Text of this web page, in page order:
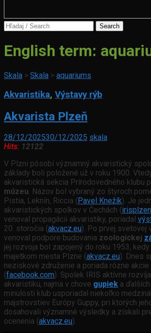
Search
English term:
Skala > Skala > aquariums
Akvaristika, Výstavy rýb
Akvarista Plzeň
28/12/202530/12/2025 skala
Hits: 12122
V Plzni pôsobí významný akvaristický
základy boli položené už v roku 1900.
akvaristická sekcia Prírodovedného klubu
múzeu. Názov bol vybraný zo štyroch
Pistia, Leknín, Riccia ( Pavel Knežík). Je
akvaristických spolkov v Čechách (
venoval propagácii akvaristiky, poriadal
20. storočia (akvacz.eu). Po prvej svetovej
venoval podpore budovania zoologickej
jej rozvoja bol zapojený do roku 1953, kedy
majetkom mesta Plzne (akvacz.eu). Dnes
neziskové združenie a poriada rôzne
(facebook.com). Spolek IRIS aktívne
akvaristiku, najmä v chove gupiek a ďalších
minulosti klub usporiadal niekoľko
majstrovstiev Európy Guppy, pri ktorých
dosahovali významné výsledky a získali
ocenenia (akvacz.eu).